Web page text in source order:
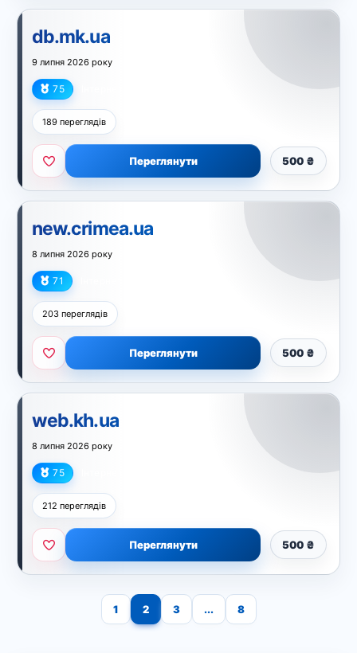
db.mk.ua
9 липня 2026 року
75
189 переглядів
500 ₴
Переглянути
new.crimea.ua
8 липня 2026 року
71
203 переглядів
500 ₴
Переглянути
web.kh.ua
8 липня 2026 року
75
212 переглядів
500 ₴
Переглянути
1 2 3 ... 8